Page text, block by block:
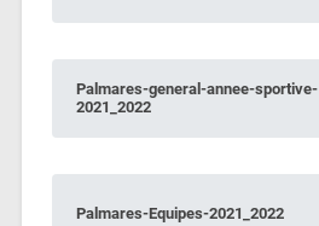
Palmares-general-annee-sportive-
2021_2022
Palmares-Equipes-2021_2022